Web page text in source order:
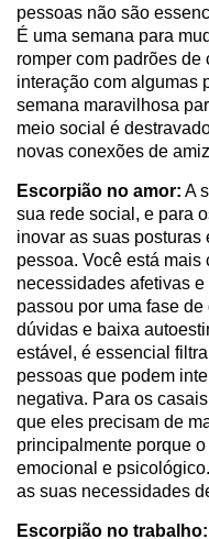
pessoas não são
É uma semana para
romper com padrões de
interação com algumas
semana maravilhosa
meio social é
novas conexões de
Escorpião no amor: A
sua rede social, e para
inovar as suas posturas
pessoa. Você está
necessidades afetivas
passou por uma fase
dúvidas e baixa
estável, é essencial
pessoas que podem
negativa. Para os
que eles precisam de
principalmente porque
emocional e
as suas necessidades
Escorpião no trabalho: